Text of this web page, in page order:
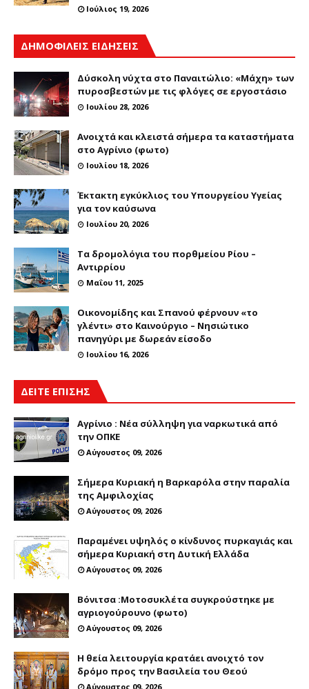
Ιούλιος 19, 2026
ΔΗΜΟΦΙΛΕΙΣ ΕΙΔΗΣΕΙΣ
Δύσκολη νύχτα στο Παναιτώλιο: «Μάχη» των
πυροσβεστών με τις φλόγες σε εργοστάσιο
Ιουλίου 28, 2026
Ανοιχτά και κλειστά σήμερα τα καταστήματα
στο Αγρίνιο (φωτο)
Ιουλίου 18, 2026
Έκτακτη εγκύκλιος του Υπουργείου Υγείας
για τον καύσωνα
Ιουλίου 20, 2026
Τα δρομολόγια του πορθμείου Ρίου –
Αντιρρίου
Μαΐου 11, 2025
Οικονομίδης και Σπανού φέρνουν «το
γλέντι» στο Καινούργιο – Νησιώτικο
πανηγύρι με δωρεάν είσοδο
Ιουλίου 16, 2026
ΔΕΙΤΕ ΕΠΙΣΗΣ
Αγρίνιο : Νέα σύλληψη για ναρκωτικά από
την ΟΠΚΕ
Αύγουστος 09, 2026
Σήμερα Κυριακή η Βαρκαρόλα στην παραλία
της Αμφιλοχίας
Αύγουστος 09, 2026
Παραμένει υψηλός ο κίνδυνος πυρκαγιάς και
σήμερα Κυριακή στη Δυτική Ελλάδα
Αύγουστος 09, 2026
Βόνιτσα :Μοτοσυκλέτα συγκρούστηκε με
αγριογούρουνο (φωτο)
Αύγουστος 09, 2026
Η θεία λειτουργία κρατάει ανοιχτό τον
δρόμο προς την Βασιλεία του Θεού
Αύγουστος 09, 2026